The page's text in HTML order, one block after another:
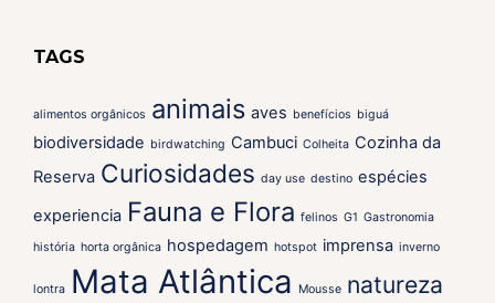
TAGS
alimentos orgânicos animais aves benefícios biguá
biodiversidade birdwatching Cambuci Colheita Cozinha da
Reserva Curiosidades day use destino espécies
experiencia Fauna e Flora felinos G1 Gastronomia
história horta orgânica hospedagem hotspot imprensa inverno
lontra Mata Atlântica Mousse natureza